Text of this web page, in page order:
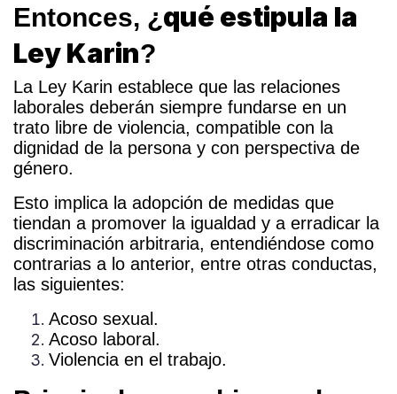
Entonces, ¿ qué estipula la
Ley Karin?
La Ley Karin establece que las relaciones
laborales deberán siempre fundarse en un
trato libre de violencia, compatible con la
dignidad de la persona y con perspectiva de
género.
Esto implica la adopción de medidas que
tiendan a promover la igualdad y a erradicar la
discriminación arbitraria, entendiéndose como
contrarias a lo anterior, entre otras conductas,
las siguientes:
Acoso sexual.
Acoso laboral.
Violencia en el trabajo.